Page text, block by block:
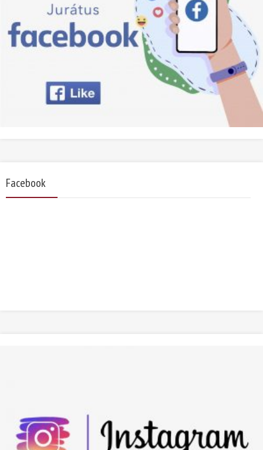
Facebook